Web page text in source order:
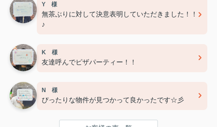
Y 様
無茶ぶりに対して決意表明していただきました！！
♪
K 様
友達呼んでピザパーティー！！
N 様
ぴったりな物件が見つかって良かったです☆彡